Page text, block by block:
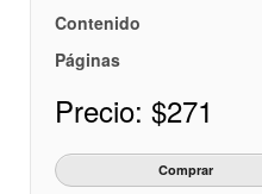
Contenido
Páginas
Precio: $271